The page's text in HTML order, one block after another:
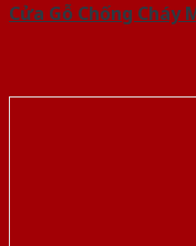
Cửa Gỗ Chống Cháy